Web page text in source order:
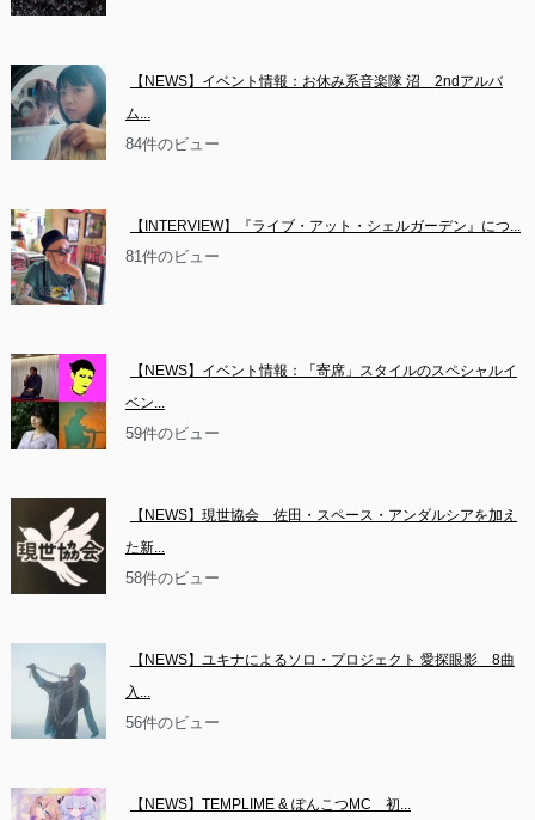
【NEWS】イベント情報：お休み系音楽隊 沼　2ndアルバ
ム...
84件のビュー
【INTERVIEW】『ライブ・アット・シェルガーデン』につ...
81件のビュー
【NEWS】イベント情報：「寄席」スタイルのスペシャルイ
ベン...
59件のビュー
【NEWS】現世協会　佐田・スペース・アンダルシアを加え
た新...
58件のビュー
【NEWS】ユキナによるソロ・プロジェクト 愛探眼影　8曲
入...
56件のビュー
【NEWS】TEMPLIME & ぽんこつMC　初...